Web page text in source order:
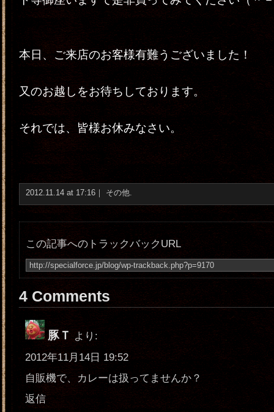
本日、ご来店のお客様有難うございました！
又のお越しをお待ちしております。
それでは、皆様お休みなさい。
2012.11.14 at 17:16｜ その他.
この記事へのトラックバックURL
4 Comments
豚Ｔ より:
2012年11月14日 19:52
自販機で、カレーは扱ってませんか？
返信